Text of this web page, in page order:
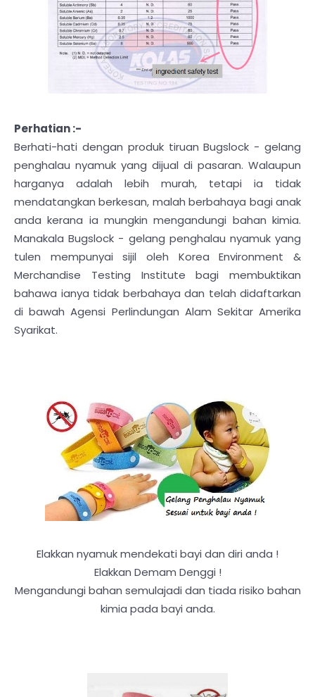
Perhatian :-
Berhati-hati dengan produk tiruan Bugslock - gelang
penghalau nyamuk yang dijual di pasaran. Walaupun
harganya adalah lebih murah, tetapi ia tidak
mendatangkan berkesan, malah berbahaya bagi anak
anda kerana ia mungkin mengandungi bahan kimia.
Manakala Bugslock - gelang penghalau nyamuk yang
tulen mempunyai sijil oleh Korea Environment &
Merchandise Testing Institute bagi membuktikan
bahawa ianya tidak berbahaya dan telah didaftarkan
di bawah Agensi Perlindungan Alam Sekitar Amerika
Syarikat.
Elakkan nyamuk mendekati bayi dan diri anda !
Elakkan Demam Denggi !
Mengandungi bahan semulajadi dan tiada risiko bahan
kimia pada bayi anda.